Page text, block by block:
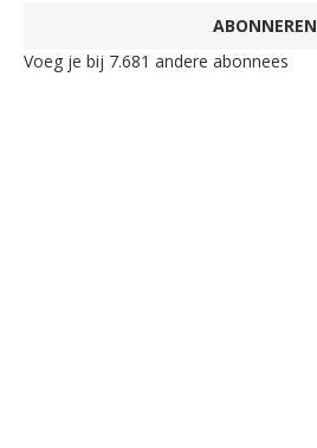
ABONNEREN
Voeg je bij 7.681 andere abonnees